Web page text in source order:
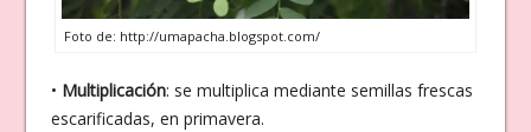
Foto de: http://umapacha.blogspot.com/
• Multiplicación: se multiplica mediante semillas frescas
escarificadas, en primavera.